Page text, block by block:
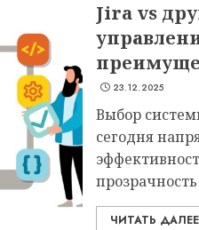
Jira vs
23.12.2025
Выбор
сегодня
ЧИТАТЬ ДАЛЕЕ